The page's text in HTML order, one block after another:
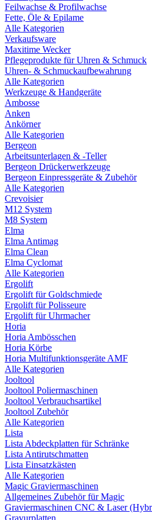
Feilwachse & Profilwachse
Fette, Öle & Epilame
Alle Kategorien
Verkaufsware
Maxitime Wecker
Pflegeprodukte für Uhren & Schmuck
Uhren- & Schmuckaufbewahrung
Alle Kategorien
Werkzeuge & Handgeräte
Ambosse
Anken
Ankörner
Alle Kategorien
Bergeon
Arbeitsunterlagen & -Teller
Bergeon Drückerwerkzeuge
Bergeon Einpressgeräte & Zubehör
Alle Kategorien
Crevoisier
M12 System
M8 System
Elma
Elma Antimag
Elma Clean
Elma Cyclomat
Alle Kategorien
Ergolift
Ergolift für Goldschmiede
Ergolift für Polisseure
Ergolift für Uhrmacher
Horia
Horia Ambösschen
Horia Körbe
Horia Multifunktionsgeräte AMF
Alle Kategorien
Jooltool
Jooltool Poliermaschinen
Jooltool Verbrauchsartikel
Jooltool Zubehör
Alle Kategorien
Lista
Lista Abdeckplatten für Schränke
Lista Antirutschmatten
Lista Einsatzkästen
Alle Kategorien
Magic Graviermaschinen
Allgemeines Zubehör für Magic
Graviermaschinen CNC & Laser
Gravurplatten